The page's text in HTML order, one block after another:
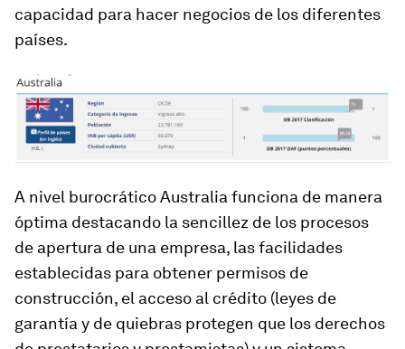
capacidad para hacer negocios de los diferentes
países.
A nivel burocrático Australia funciona de manera
óptima destacando la sencillez de los procesos
de apertura de una empresa, las facilidades
establecidas para obtener permisos de
construcción, el acceso al crédito (leyes de
garantía y de quiebras protegen que los derechos